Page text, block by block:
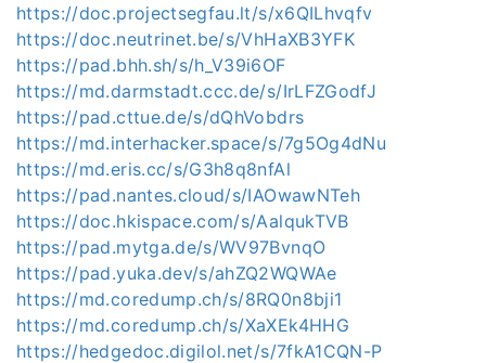
https://doc.projectsegfau.lt/s/x6QILhvqfv
https://doc.neutrinet.be/s/VhHaXB3YFK
https://pad.bhh.sh/s/h_V39i6OF
https://md.darmstadt.ccc.de/s/IrLFZGodfJ
https://pad.cttue.de/s/dQhVobdrs
https://md.interhacker.space/s/7g5Og4dNu
https://md.eris.cc/s/G3h8q8nfAl
https://pad.nantes.cloud/s/IAOwawNTeh
https://doc.hkispace.com/s/AalqukTVB
https://pad.mytga.de/s/WV97BvnqO
https://pad.yuka.dev/s/ahZQ2WQWAe
https://md.coredump.ch/s/8RQ0n8bji1
https://md.coredump.ch/s/XaXEk4HHG
https://hedgedoc.digilol.net/s/7fkA1CQN-P